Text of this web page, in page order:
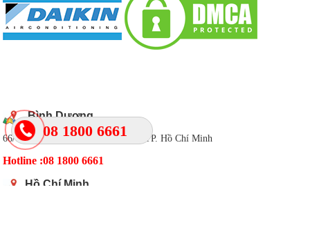
Bình Dương
66/6 Đông Nhì, Phường Lái Thiêu, TP. Hồ Chí Minh
Hotline :08 1800 6661
Hồ Chí Minh
08 1800 6661